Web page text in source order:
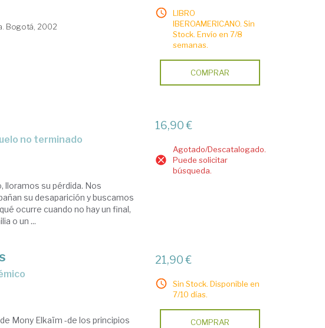
Bogotá, 2002
LIBRO
IBEROAMERICANO. Sin
Stock. Envío en 7/8
semanas.
COMPRAR
no terminado
lloramos su pérdida. Nos
su desaparición y buscamos
ocurre cuando no hay un final,
o un ...
16,90 €
Agotado/Descatalogado.
Puede solicitar
búsqueda.
Mony Elkaïm -de los principios
21,90 €
Sin Stock. Disponible en
7/10 días.
COMPRAR